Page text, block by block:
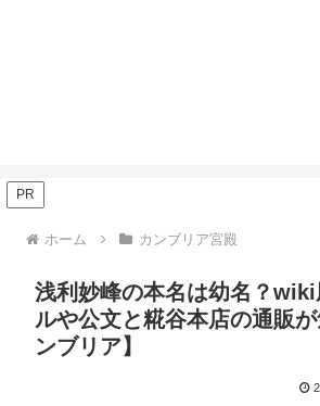
PR
ホーム カンブリア宮殿
浅利妙峰の本名は幼名？wiki
ルや公文と糀谷本店の通販
ンブリア】